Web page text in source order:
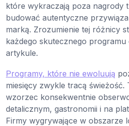
które wykraczają poza nagrody
budować autentyczne
marką. Zrozumienie tej różnicy
każdego skutecznego programu
artykule.
Programy, które nie ewoluują
miesięcy zwykle tracą świeżość.
wzorzec konsekwentnie
detalicznym, gastronomii i na
Firmy wygrywające w obszarze